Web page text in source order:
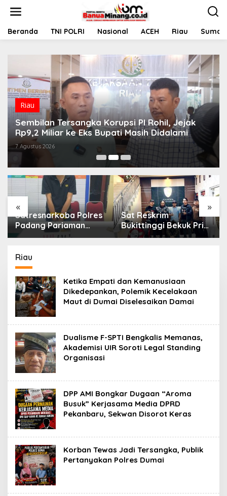
t
Beranda TNI POLRI Nasional ACEH Riau
Riau
Sembilan Tersangka Korupsi PI Rohil, Jejak
Rp9,2 Miliar ke Eks Bupati Masih Didalami
7 Agustus 2026
« »
Satresnarkoba Polres
Padang Pariaman
Bekuk Terduga
Belasan Paket
Diamankan
Sat Reskrim
Bukittinggi Bekuk Pria
51 Tahun Terduga
Riau
Ketika Empati dan Kemanusiaan
Dikedepankan, Polemik Kecelakaan
Maut di Dumai Diselesaikan Damai
Dualisme F-SPTI Bengkalis Memanas,
Akademisi UIR Soroti Legal Standing
Organisasi
DPP AMI Bongkar Dugaan “Aroma
Busuk” Kerjasama Media DPRD
Pekanbaru, Sekwan Disorot Keras
Korban Tewas Jadi Tersangka, Publik
Pertanyakan Polres Dumai